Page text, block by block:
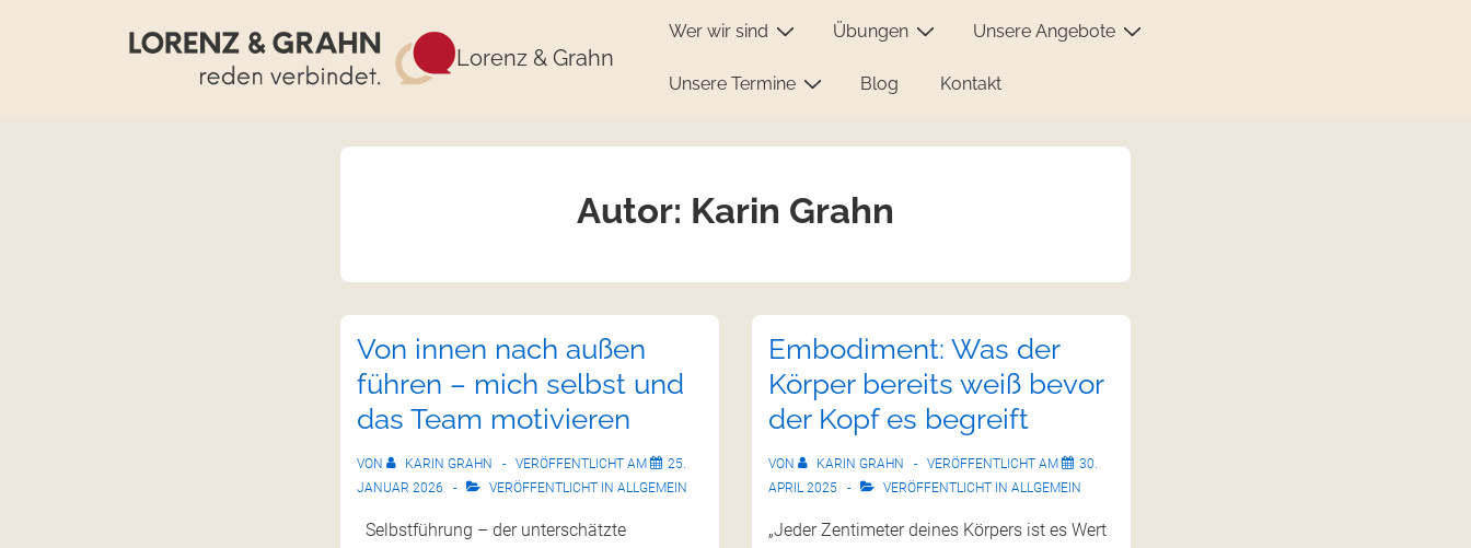
Lorenz & Grahn
Wer wir sind Übungen Unsere Angebote
Unsere Termine Blog Kontakt
Autor: Karin Grahn
Von innen nach außen
führen – mich selbst und
das Team motivieren
VON KARIN GRAHN VERÖFFENTLICHT AM
25.
JANUAR 2026
VERÖFFENTLICHT IN ALLGEMEIN
Selbstführung – der unterschätzte
Embodiment: Was der
Körper bereits weiß bevor
der Kopf es begreift
VON KARIN GRAHN VERÖFFENTLICHT AM
30.
APRIL 2025
VERÖFFENTLICHT IN ALLGEMEIN
„Jeder Zentimeter deines Körpers ist es Wert